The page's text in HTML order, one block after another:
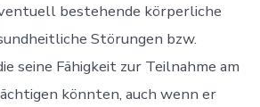
bestehende körperliche
Störungen bzw.
seine Fähigkeit zur Teilnahme am
könnten, auch wenn er